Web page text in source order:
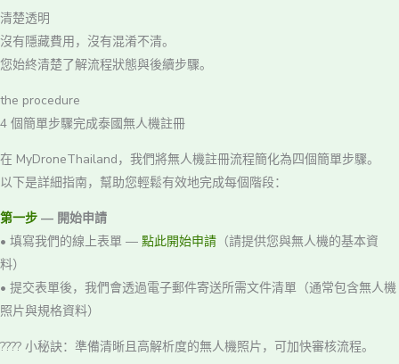
清楚透明
沒有隱藏費用，沒有混淆不清。
您始終清楚了解流程狀態與後續步驟。
the procedure
4 個簡單步驟完成泰國無人機註冊
在 MyDroneThailand，我們將無人機註冊流程簡化為四個簡單步驟。
以下是詳細指南，幫助您輕鬆有效地完成每個階段：
第一步 — 開始申請
• 填寫我們的線上表單 — 點此開始申請 （請提供您與無人機的基本資
料）
• 提交表單後，我們會透過電子郵件寄送所需文件清單（通常包含無人機
照片與規格資料）
???? 小秘訣：準備清晰且高解析度的無人機照片，可加快審核流程。